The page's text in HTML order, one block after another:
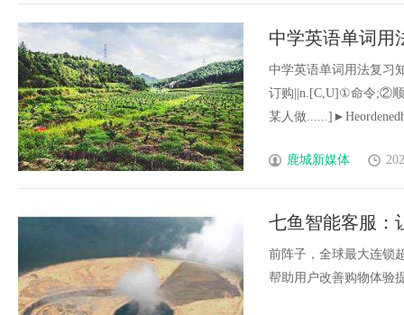
中学英语单词用
中学英语单词用法复习
订购||n.[C,U]①命令;②顺
某人做
鹿城新媒体
七鱼智能客服：
前阵子，全球最大连锁
帮助用户改善购物体验